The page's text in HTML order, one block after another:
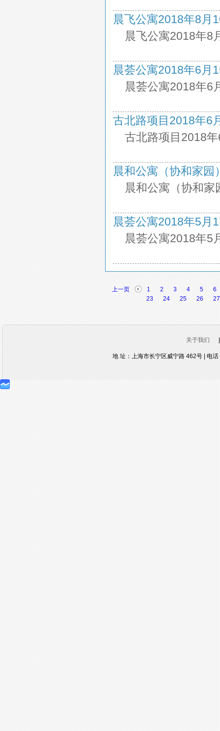
OA系统 意见建议
晨飞公寓2018年8月
晨飞公寓2018年8
晨荟公寓2018年6月
晨荟公寓2018年6
古北路项目2018年6
古北路项目2018
晨和公寓（协和家
晨和公寓（协和
晨荟公寓2018年5月
晨荟公寓2018年5
上一页 1 2 3 4 5
6
23
24 25 26 27
关于我们
地 址：上海市长宁区威宁路 462号 | 电